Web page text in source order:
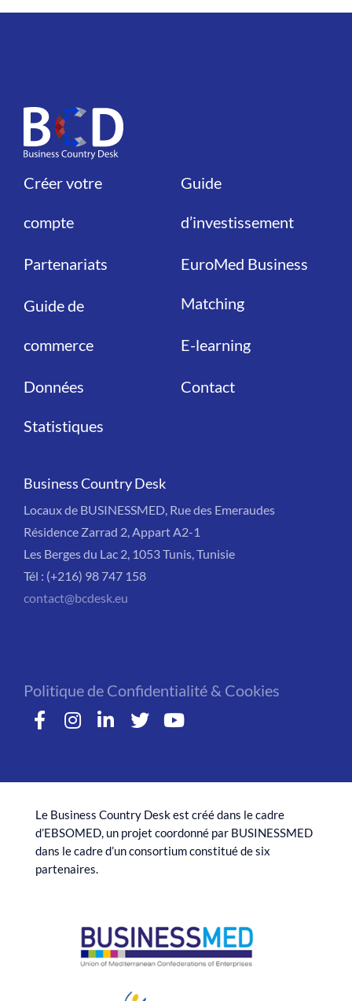
Liens
Créer votre
compte
Partenariats
Guide de
commerce
Données
Statistiques
Liens
Guide
d’investissement
EuroMed Business
Matching
E-learning
Contact
Business Country Desk
Locaux de BUSINESSMED, Rue des Emeraudes
Résidence Zarrad 2, Appart A2-1
Les Berges du Lac 2, 1053 Tunis, Tunisie
Tél : (+216) 98 747 158
contact@bcdesk.eu
Politique de Confidentialité & Cookies
Le Business Country Desk est créé dans le cadre
d’EBSOMED, un projet coordonné par BUSINESSMED
dans le cadre d’un consortium constitué de six
partenaires.